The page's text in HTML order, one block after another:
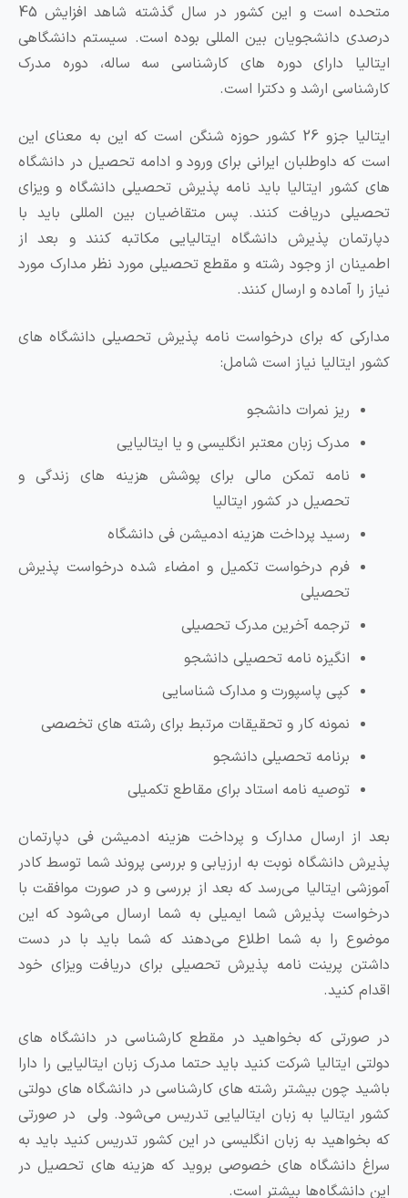
متحده است و این کشور در سال گذشته شاهد افزایش 45
دانشجویان بین المللی بوده است. سیستم دانشگاهی
دارای دوره های کارشناسی سه ساله، دوره مدرک
ارشد و دکترا است.
ایتالیا جزو 26 کشور حوزه شنگن است که این به معنای این
داوطلبان ایرانی برای ورود و ادامه تحصیل در دانشگاه
ایتالیا باید نامه پذیرش تحصیلی دانشگاه و ویزای
دریافت کنند. پس متقاضیان بین المللی باید با
پذیرش دانشگاه ایتالیایی مکاتبه کنند و بعد از
از وجود رشته و مقطع تحصیلی مورد نظر مدارک مورد
آماده و ارسال کنند.
که برای درخواست نامه پذیرش تحصیلی دانشگاه های
نیاز است شامل:
ریز نمرات دانشجو
مدرک زبان معتبر انگلیسی و یا ایتالیایی
نامه تمکن مالی برای پوشش هزینه های زندگی و
تحصیل در کشور ایتالیا
رسید پرداخت هزینه ادمیشن فی دانشگاه
فرم درخواست تکمیل و امضاء شده درخواست پذیرش
ترجمه آخرین مدرک تحصیلی
انگیزه نامه تحصیلی دانشجو
کپی پاسپورت و مدارک شناسایی
نمونه کار و تحقیقات مرتبط برای رشته های تخصصی
برنامه تحصیلی دانشجو
توصیه نامه استاد برای مقاطع تکمیلی
ارسال مدارک و پرداخت هزینه ادمیشن فی دپارتمان
دانشگاه نوبت به ارزیابی و بررسی پروند شما توسط کادر
ایتالیا می‌رسد که بعد از بررسی و در صورت موافقت با
پذیرش شما ایمیلی به شما ارسال می‌شود که این
را به شما اطلاع می‌دهند که شما باید با در دست
پرینت نامه پذیرش تحصیلی برای دریافت ویزای خود
کنید.
که بخواهید در مقطع کارشناسی در دانشگاه های
ایتالیا شرکت کنید باید حتما مدرک زبان ایتالیایی را دارا
چون بیشتر رشته های کارشناسی در دانشگاه های دولتی
به زبان ایتالیایی تدریس می‌شود. ولی در صورتی
به زبان انگلیسی در این کشور تدریس کنید باید به
دانشگاه های خصوصی بروید که هزینه های تحصیل در
بیشتر است.